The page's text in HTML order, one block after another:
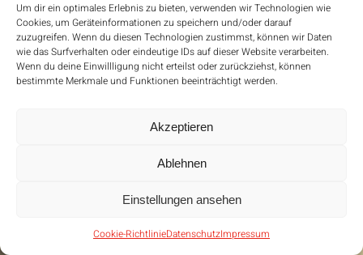
Um dir ein optimales Erlebnis zu bieten, verwenden wir Technologien wie
Cookies, um Geräteinformationen zu speichern und/oder darauf
zuzugreifen. Wenn du diesen Technologien zustimmst, können wir Daten
wie das Surfverhalten oder eindeutige IDs auf dieser Website verarbeiten.
Wenn du deine Einwillligung nicht erteilst oder zurückziehst, können
bestimmte Merkmale und Funktionen beeinträchtigt werden.
Akzeptieren
Ablehnen
Einstellungen ansehen
Cookie-RichtlinieDatenschutzImpressum